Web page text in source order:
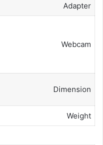
Adapter
Webcam
Dimension
Weight